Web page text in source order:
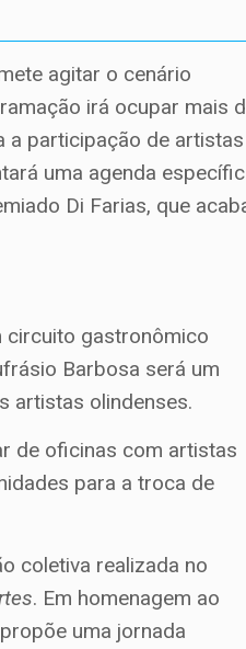
agitar o cenário
irá ocupar mais
a participação de artistas
uma agenda
Di Farias, que
circuito gastronômico
Barbosa será um
artistas olindenses.
de oficinas com artistas
para a troca de
coletiva realizada no
. Em homenagem ao
uma jornada